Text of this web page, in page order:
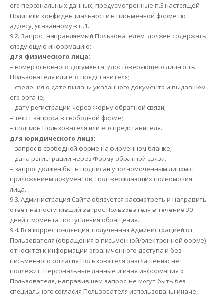
его персональных данных, предусмотренные п.3 настоящей
Политики конфиденциальности в письменной форме по
адресу, указанному в п.1.
9.2. Запрос, направляемый Пользователем, должен содержать
следующую информацию:
для физического лица:
– номер основного документа, удостоверяющего личность
Пользователя или его представителя;
– сведения о дате выдачи указанного документа и выдавшем
его органе;
– дату регистрации через Форму обратной связи;
– текст запроса в свободной форме;
– подпись Пользователя или его представителя.
для юридического лица:
– запрос в свободной форме на фирменном бланке;
– дата регистрации через Форму обратной связи;
– запрос должен быть подписан уполномоченным лицом с
приложением документов, подтверждающих полномочия
лица.
9.3. Администрация Сайта обязуется рассмотреть и направить
ответ на поступивший запрос Пользователя в течение 30
дней с момента поступления обращения.
9.4. Вся корреспонденция, полученная Администрацией от
Пользователя (обращения в письменной/электронной форме)
относится к информации ограниченного доступа и без
письменного согласия Пользователя разглашению не
подлежит. Персональные данные и иная информация о
Пользователе, направившем запрос, не могут быть без
специального согласия Пользователя использованы иначе,